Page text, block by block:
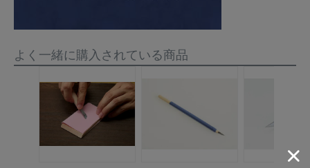
よく一緒に購入されている商品